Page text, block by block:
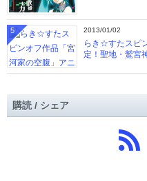
2013/01/02
らき☆すたスピ
定！聖地・鷲宮
5
購読 / シェア